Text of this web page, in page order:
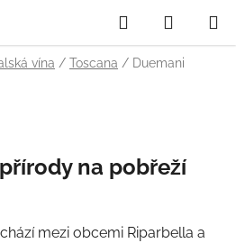
Hledat
KOŠÍK
vína / Toscana / Duemani
na pobřeží
mezi obcemi Riparbella a